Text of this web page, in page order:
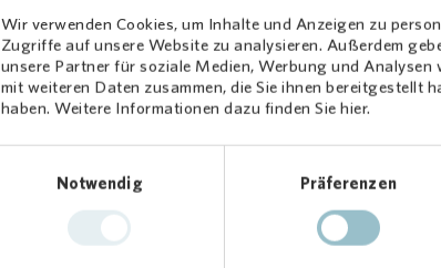
Wir verwenden Cookies, um Inhalte und Anzeigen zu
Zugriffe auf unsere Website zu analysieren. Außerdem
unsere Partner für soziale Medien, Werbung und
mit weiteren Daten zusammen, die Sie ihnen bereitgestellt
haben. Weitere Informationen dazu finden Sie hier.
Notwendig
Präferenzen
Anschluss erfolgt ein neuer Anstrich.
ebenfalls modernisiert.